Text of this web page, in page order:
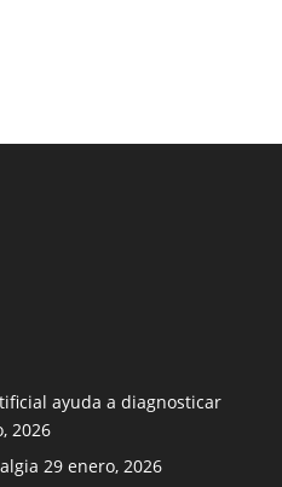
ayuda a diagnosticar
2026
29 enero, 2026